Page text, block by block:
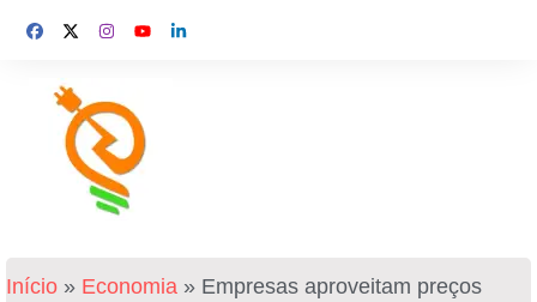
Início » Economia » Empresas aproveitam preços